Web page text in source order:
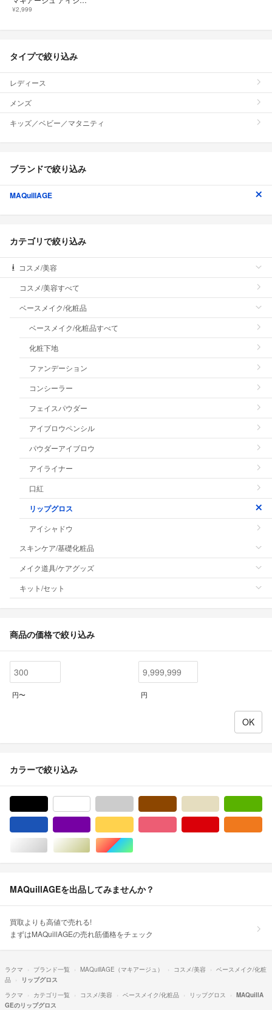
¥2,999
タイプで絞り込み
レディース
メンズ
キッズ／ベビー／マタニティ
ブランドで絞り込み
MAQuillAGE
カテゴリで絞り込み
コスメ/美容
コスメ/美容すべて
ベースメイク/化粧品
ベースメイク/化粧品すべて
化粧下地
ファンデーション
コンシーラー
フェイスパウダー
アイブロウペンシル
パウダーアイブロウ
アイライナー
口紅
リップグロス
アイシャドウ
スキンケア/基礎化粧品
メイク道具/ケアグッズ
キット/セット
商品の価格で絞り込み
円〜 円
カラーで絞り込み
シルバー/銀色系ゴールド/金色系マルチカラー
MAQuillAGEを出品してみませんか？
買取よりも高値で売れる!
まずはMAQuillAGEの売れ筋価格をチェック
ラクマ ブランド一覧 MAQuillAGE（マキアージュ） コスメ/美容
ベースメイク/化粧
品
リップグロス
ラクマ
カテゴリ一覧 コスメ/美容 ベースメイク/化粧品 リップグロス
MAQuillA
GEのリップグロス